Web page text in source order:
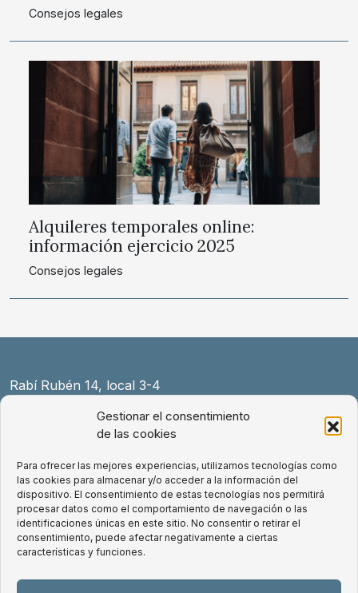
Gestionar el consentimiento
de las cookies
Para ofrecer las mejores experiencias, utilizamos tecnologías como
las cookies para almacenar y/o acceder a la información del
dispositivo. El consentimiento de estas tecnologías nos permitirá
procesar datos como el comportamiento de navegación o las
identificaciones únicas en este sitio. No consentir o retirar el
consentimiento, puede afectar negativamente a ciertas
características y funciones.
Consejos legales
Alquileres temporales online:
información ejercicio 2025
Consejos legales
Rabí Rubén 14, local 3-4
+34 931 154 589
law@exnovo.law
Aviso Legal
Política de Cookies
Política de privacidad
Condiciones de uso de la web